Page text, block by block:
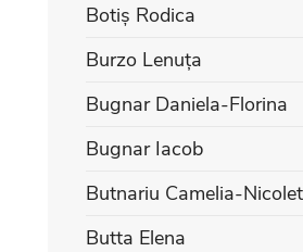
Botiș Rodica
Burzo Lenuța
Bugnar Daniela-Florina
Bugnar Iacob
Butnariu Camelia-
Butta Elena